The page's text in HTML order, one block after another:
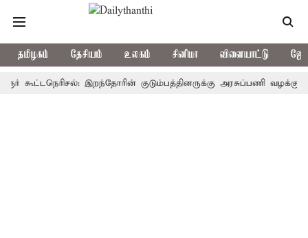
தமிழகம் தேசியம் உலகம் சினிமா விளையாட்டு
இறந்தோரின் குடும்பத்தினருக்கு அரசுப்பணி வழக்கு; வரும்